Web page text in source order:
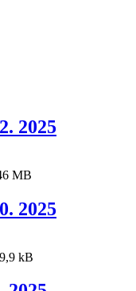
2025
MB
2025
kB